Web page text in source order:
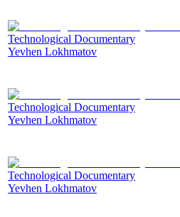
Technological Documentary
Yevhen Lokhmatov
Technological Documentary
Yevhen Lokhmatov
Technological Documentary
Yevhen Lokhmatov